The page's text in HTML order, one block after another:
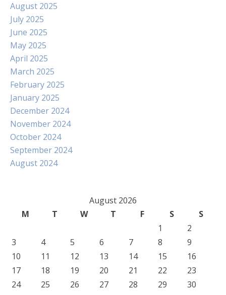
August 2025
July 2025
June 2025
May 2025
April 2025
March 2025
February 2025
January 2025
December 2024
November 2024
October 2024
September 2024
August 2024
August 2026
M
T W T F S
S
1
2
3
4 5 6 7 8
9
10
11 12 13 14 15
16
17
18 19 20 21 22
23
24
25 26 27 28 29
30